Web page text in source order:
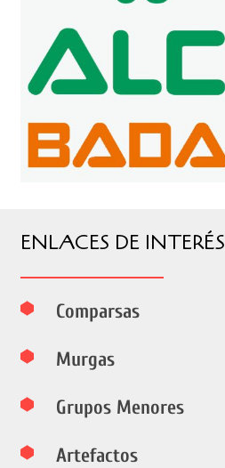
ENLACES DE INTERÉS
Comparsas
Murgas
Grupos Menores
Artefactos